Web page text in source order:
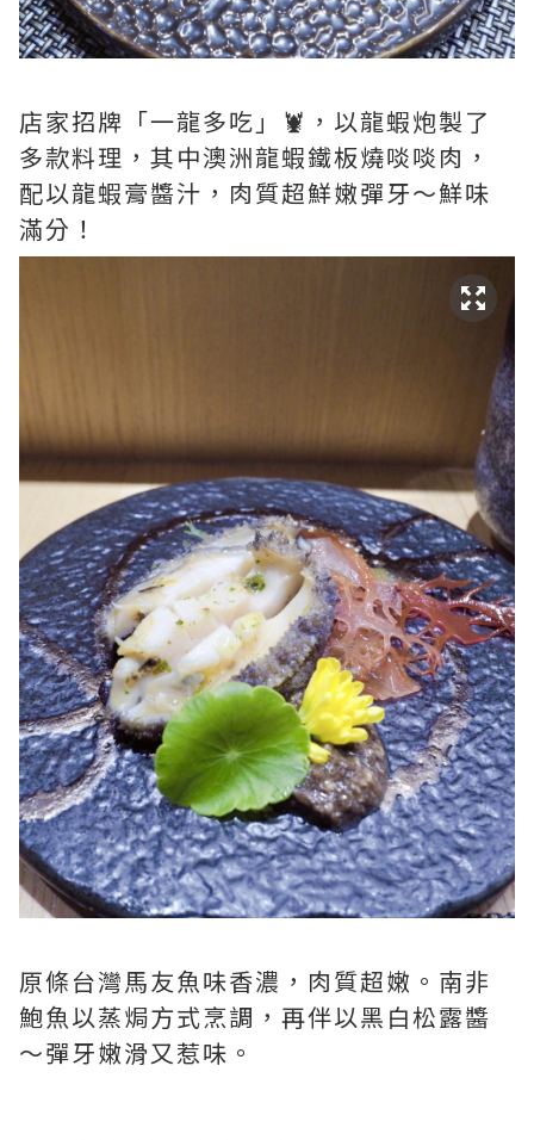
店家招牌「一龍多吃」🦞，以龍蝦炮製了
多款料理，其中澳洲龍蝦鐵板燒啖啖肉，
配以龍蝦膏醬汁，肉質超鮮嫩彈牙～鮮味
滿分！
原條台灣馬友魚味香濃，肉質超嫩。南非
鮑魚以蒸焗方式烹調，再伴以黑白松露醬
～彈牙嫩滑又惹味。